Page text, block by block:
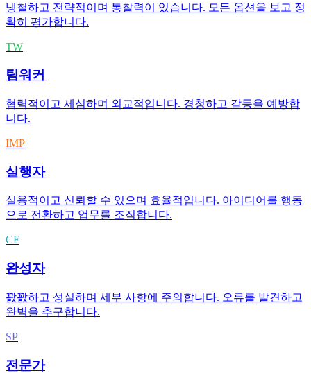
냉철하고 전략적이며 통찰력이 있습니다. 모든 옵션을 보고 정
확히 평가합니다.
TW
팀워커
협력적이고 세심하며 외교적입니다. 경청하고 갈등을 예방합
니다.
IMP
실행자
실용적이고 신뢰할 수 있으며 효율적입니다. 아이디어를 행동
으로 전환하고 업무를 조직합니다.
CF
완성자
꽔꽔하고 성실하며 세부 사항에 주의합니다. 오류를 발견하고
완벽을 추구합니다.
SP
전문가